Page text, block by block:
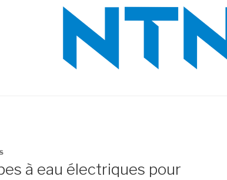
à eau électriques pour